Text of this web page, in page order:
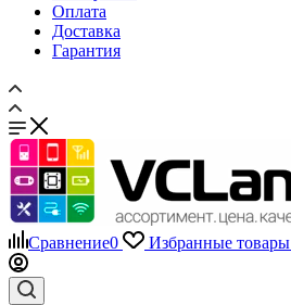
Оплата
Доставка
Гарантия
Сравнение0 Избранные товары